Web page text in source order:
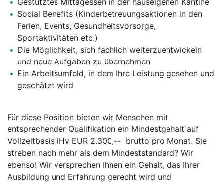
Gestütztes Mittagessen in der hauseigenen Kantine
Social Benefits (Kinderbetreuungsaktionen in den
Ferien, Events, Gesundheitsvorsorge,
Sportaktivitäten etc.)
Die Möglichkeit, sich fachlich weiterzuentwickeln
und neue Aufgaben zu übernehmen
Ein Arbeitsumfeld, in dem Ihre Leistung gesehen und
geschätzt wird
Für diese Position bieten wir Menschen mit
entsprechender Qualifikation ein Mindestgehalt auf
Vollzeitbasis iHv EUR 2.300,-- brutto pro Monat. Sie
streben nach mehr als dem Mindeststandard? Wir
ebenso! Wir versprechen Ihnen ein Gehalt, das Ihrer
Ausbildung und Erfahrung gerecht wird und